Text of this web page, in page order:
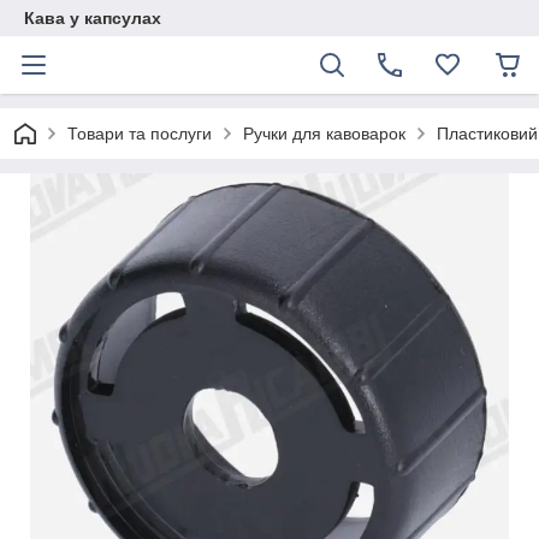
Кава у капсулах
Товари та послуги Ручки для кавоварок